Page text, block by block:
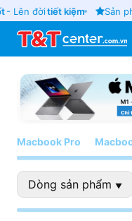
- Lên đờitiết kiệm Sản
Macbook Pro
Dòng sản phẩm ▼